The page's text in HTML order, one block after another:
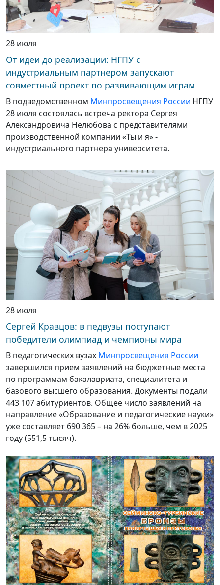
28 июля
От идеи до реализации: НГПУ с
индустриальным партнером запускают
совместный проект по развивающим играм
В подведомственном Минпросвещения России НГПУ
28 июля состоялась встреча ректора Сергея
Александровича Нелюбова с представителями
производственной компании «Ты и я» -
индустриального партнера университета.
28 июля
Сергей Кравцов: в педвузы поступают
победители олимпиад и чемпионы мира
В педагогических вузах Минпросвещения России
завершился прием заявлений на бюджетные места
по программам бакалавриата, специалитета и
базового высшего образования. Документы подали
443 107 абитуриентов. Общее число заявлений на
направление «Образование и педагогические науки»
уже составляет 690 365 – на 26% больше, чем в 2025
году (551,5 тысяч).